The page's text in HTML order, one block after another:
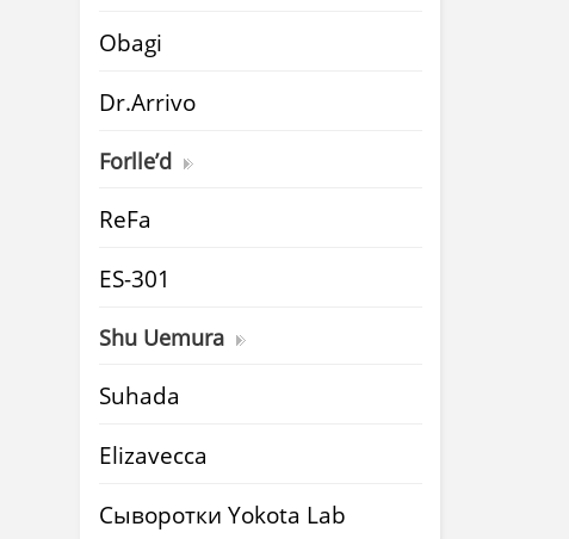
Obagi
Dr.Arrivo
Forlle’d
ReFa
ES-301
Shu Uemura
Suhada
Elizavecca
Cыворотки Yokota Lab